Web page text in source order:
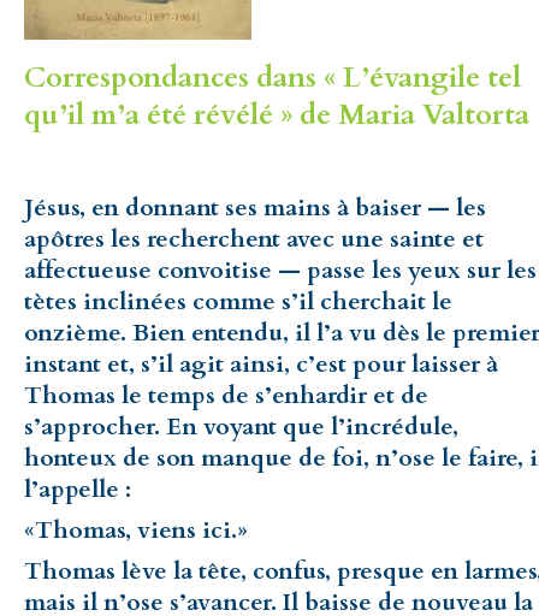
Correspondances dans « L’évangile tel
qu’il m’a été révélé » de Maria Valtorta
Jésus, en donnant ses mains à baiser — les
apôtres les recherchent avec une sainte et
affectueuse convoitise — passe les yeux sur les
tètes inclinées comme s’il cherchait le
onzième. Bien entendu, il l’a vu dès le premier
instant et, s’il agit ainsi, c’est pour laisser à
Thomas le temps de s’enhardir et de
s’approcher. En voyant que l’incrédule,
honteux de son manque de foi, n’ose le faire,
l’appelle :
«Thomas, viens ici.»
Thomas lève la tête, confus, presque en
mais il n’ose s’avancer. Il baisse de nouveau la